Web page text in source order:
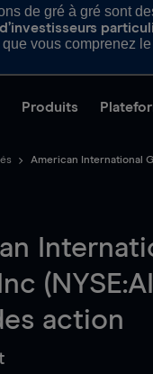
de gré à gré sont
vous comprenez
Produits
American International
action